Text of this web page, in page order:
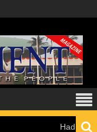
Hadirkan